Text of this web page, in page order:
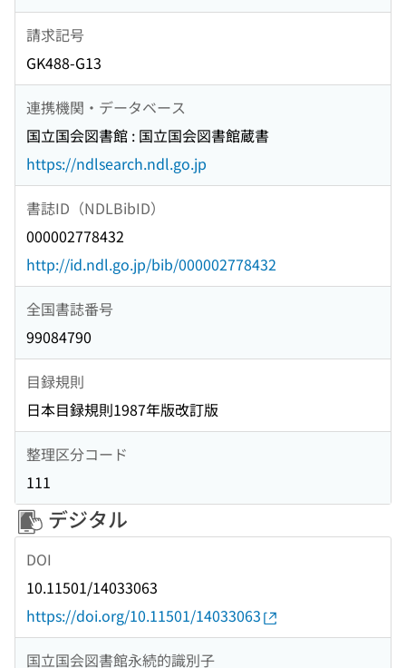
請求記号
GK488-G13
連携機関・データベース
国立国会図書館 : 国立国会図書館蔵書
https://ndlsearch.ndl.go.jp
書誌ID（NDLBibID）
000002778432
http://id.ndl.go.jp/bib/000002778432
全国書誌番号
99084790
目録規則
日本目録規則1987年版改訂版
整理区分コード
111
デジタル
DOI
10.11501/14033063
https://doi.org/10.11501/14033063
国立国会図書館永続的識別子